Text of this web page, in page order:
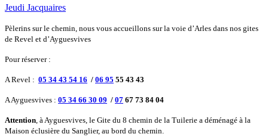
Jeudi Jacquaires
Pèlerins sur le chemin, nous vous accueillons sur la voie d’Arles dans nos gites
de Revel et d’Ayguesvives
Pour réserver :
A Revel : 05 34 43 54 16 / 06 95 55 43 43
A Ayguesvives : 05 34 66 30 09 / 07 67 73 84 04
Attention, à Ayguesvives, le Gite du 8 chemin de la Tuilerie a déménagé à la
Maison éclusière du Sanglier, au bord du chemin.